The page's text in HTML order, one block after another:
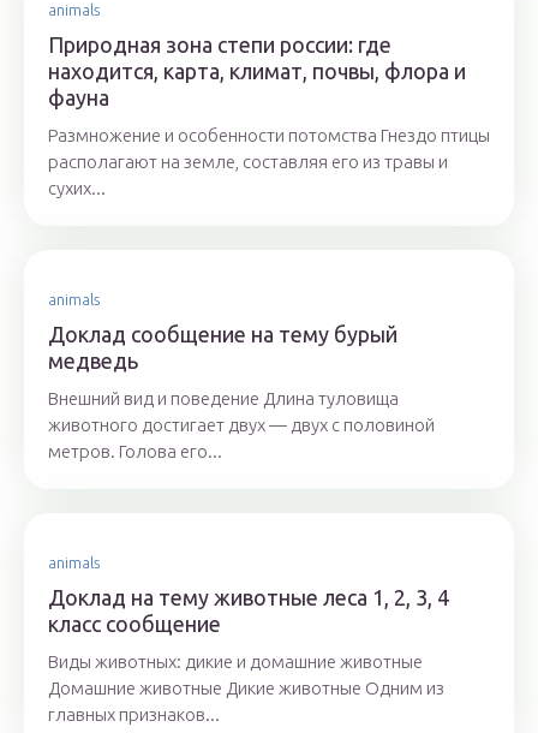
animals
Природная зона степи россии: где
находится, карта, климат, почвы, флора и
фауна
Размножение и особенности потомства Гнездо птицы
располагают на земле, составляя его из травы и
сухих...
animals
Доклад сообщение на тему бурый
медведь
Внешний вид и поведение Длина туловища
животного достигает двух — двух с половиной
метров. Голова его...
animals
Доклад на тему животные леса 1, 2, 3, 4
класс сообщение
Виды животных: дикие и домашние животные
Домашние животные Дикие животные Одним из
главных признаков...